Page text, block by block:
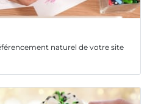
naturel de votre site